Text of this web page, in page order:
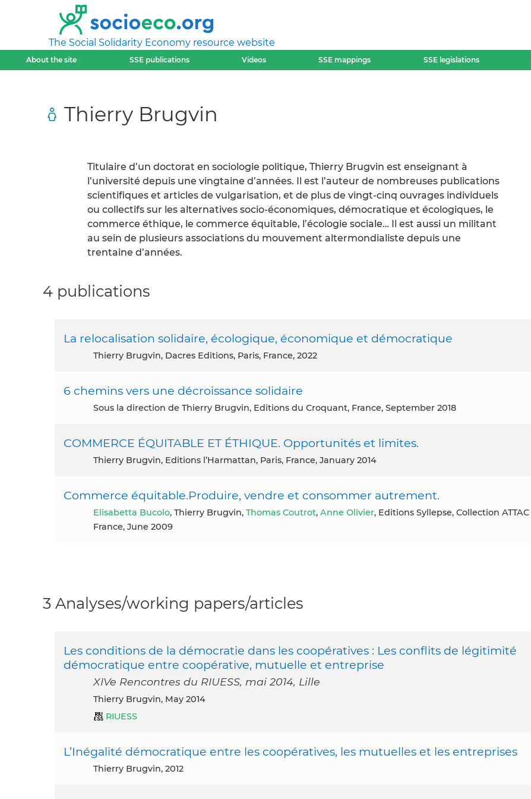
The Social Solidarity Economy resource website
About the site SSE publications Videos SSE mappings SSE legislations
Thierry Brugvin
Titulaire d’un doctorat en sociologie politique, Thierry Brugvin est enseignant à
l’université depuis une vingtaine d’années. Il est l’auteur de nombreuses publications
scientifiques et articles de vulgarisation, et de plus de vingt-cinq ouvrages individuels
ou collectifs sur les alternatives socio-économiques, démocratique et écologiques, le
commerce éthique, le commerce équitable, l’écologie sociale… Il est aussi un militant
au sein de plusieurs associations du mouvement altermondialiste depuis une
trentaine d’années.
4 publications
La relocalisation solidaire, écologique, économique et démocratique
Thierry Brugvin, Dacres Editions, Paris, France, 2022
6 chemins vers une décroissance solidaire
Sous la direction de Thierry Brugvin, Editions du Croquant, France, September 2018
COMMERCE ÉQUITABLE ET ÉTHIQUE. Opportunités et limites.
Thierry Brugvin, Editions l’Harmattan, Paris, France, January 2014
Commerce équitable.Produire, vendre et consommer autrement.
Elisabetta Bucolo, Thierry Brugvin, Thomas Coutrot, Anne Olivier, Editions Syllepse, Collection ATTAC
France, June 2009
3 Analyses/working papers/articles
Les conditions de la démocratie dans les coopératives : Les conflits de légitimité
démocratique entre coopérative, mutuelle et entreprise
XIVe Rencontres du RIUESS, mai 2014, Lille
Thierry Brugvin, May 2014
RIUESS
L’Inégalité démocratique entre les coopératives, les mutuelles et les entreprises
Thierry Brugvin, 2012